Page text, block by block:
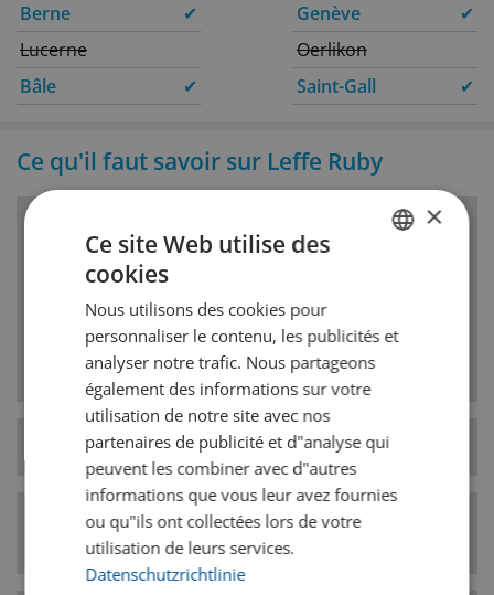
Berne
✔
Lucerne
Bâle
✔
Genève
✔
Oerlikon
Saint-Gall
✔
Ce qu'il faut savoir sur Leffe Ruby
Style de bière
Fruchtbiere
Sont brassées avec du jus de fruits ou des fruits
et présentent un spectre allant de sec à sucré.
Type de levure basse fermentation
Catégorie de style
de bière
Exotique/Spéciales
×
Ce site Web utilise des
cookies
Nous utilisons des cookies pour
personnaliser le contenu, les publicités et
analyser notre trafic. Nous partageons
également des informations sur votre
utilisation de notre site avec nos
partenaires de publicité et d"analyse qui
peuvent les combiner avec d"autres
informations que vous leur avez fournies
ou qu"ils ont collectées lors de votre
utilisation de leurs services.
Datenschutzrichtlinie